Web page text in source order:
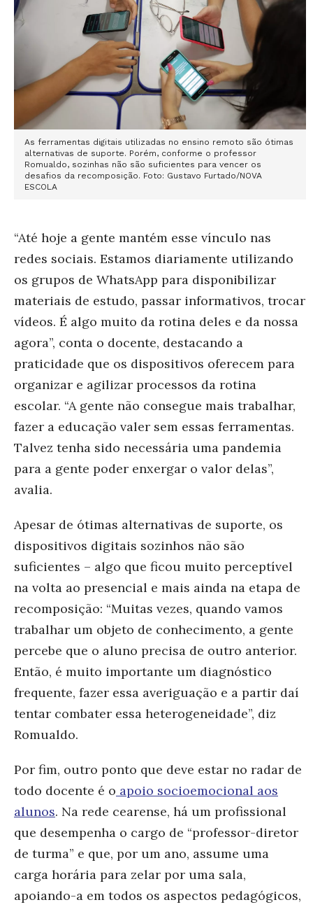
As ferramentas digitais utilizadas no ensino remoto são ótimas
alternativas de suporte. Porém, conforme o professor
Romualdo, sozinhas não são suficientes para vencer os
desafios da recomposição. Foto: Gustavo Furtado/NOVA
ESCOLA
“Até hoje a gente mantém esse vínculo nas
redes sociais. Estamos diariamente utilizando
os grupos de WhatsApp para disponibilizar
materiais de estudo, passar informativos, trocar
vídeos. É algo muito da rotina deles e da nossa
agora”, conta o docente, destacando a
praticidade que os dispositivos oferecem para
organizar e agilizar processos da rotina
escolar. “A gente não consegue mais trabalhar,
fazer a educação valer sem essas ferramentas.
Talvez tenha sido necessária uma pandemia
para a gente poder enxergar o valor delas”,
avalia.
Apesar de ótimas alternativas de suporte, os
dispositivos digitais sozinhos não são
suficientes – algo que ficou muito perceptível
na volta ao presencial e mais ainda na etapa de
recomposição: “Muitas vezes, quando vamos
trabalhar um objeto de conhecimento, a gente
percebe que o aluno precisa de outro anterior.
Então, é muito importante um diagnóstico
frequente, fazer essa averiguação e a partir daí
tentar combater essa heterogeneidade”, diz
Romualdo.
Por fim, outro ponto que deve estar no radar de
todo docente é o apoio socioemocional aos
alunos. Na rede cearense, há um profissional
que desempenha o cargo de “professor-diretor
de turma” e que, por um ano, assume uma
carga horária para zelar por uma sala,
apoiando-a em todos os aspectos pedagógicos,